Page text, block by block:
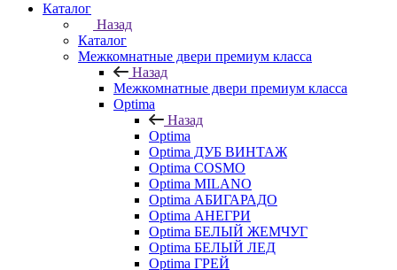
Каталог
Назад
Каталог
Межкомнатные двери премиум класса
Назад
Межкомнатные двери премиум класса
Optima
Назад
Optima
Optima ДУБ ВИНТАЖ
Optima COSMO
Optima MILANO
Optima АБИГАРАДО
Optima АНЕГРИ
Optima БЕЛЫЙ ЖЕМЧУГ
Optima БЕЛЫЙ ЛЕД
Optima ГРЕЙ